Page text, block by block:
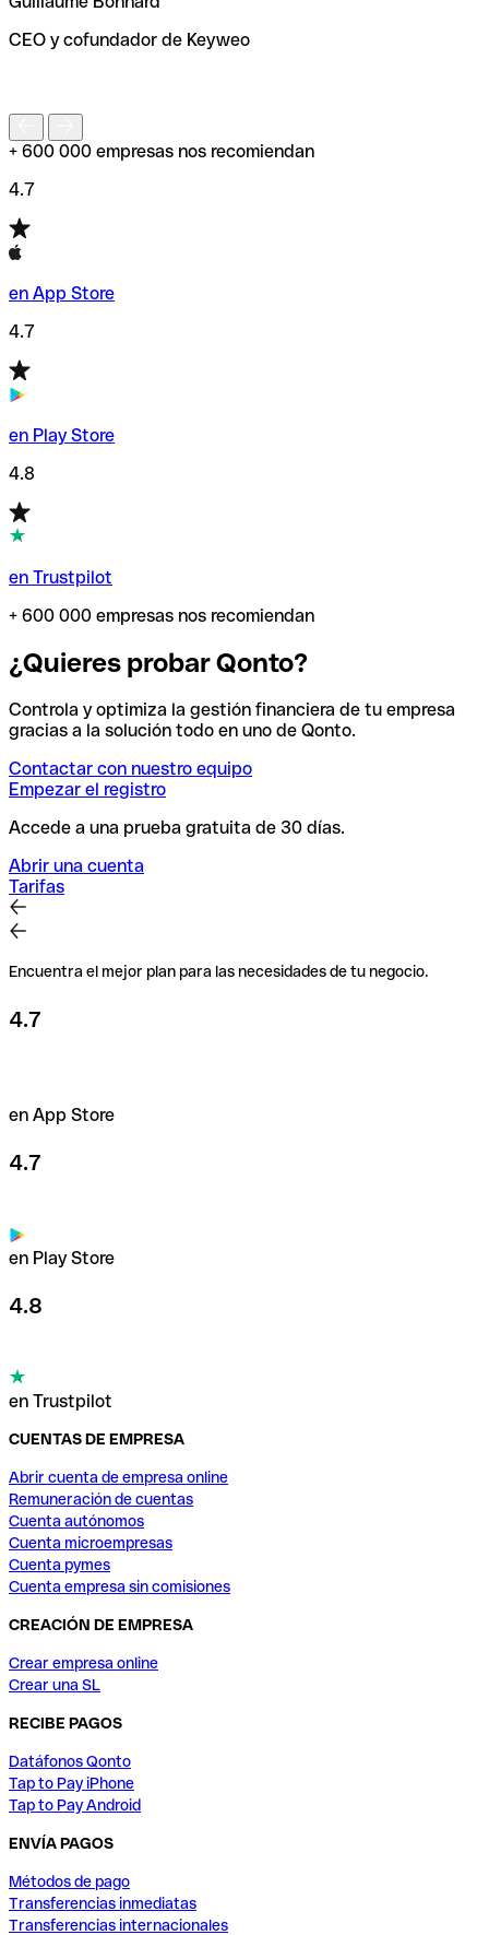
de enviar tu transferencia.
CEO y cofundador de Keyweo
+ 600 000 empresas nos recomiendan
4.7
en App Store
4.7
en Play Store
4.8
en Trustpilot
+ 600 000 empresas nos recomiendan
¿Quieres probar Qonto?
Controla y optimiza la gestión financiera de tu empresa
gracias a la solución todo en uno de Qonto.
Contactar con nuestro equipo
Empezar el registro
Accede a una prueba gratuita de 30 días.
Abrir una cuenta
Tarifas
Encuentra el mejor plan para las necesidades de tu negocio.
4.7
en App Store
4.7
en Play Store
4.8
en Trustpilot
CUENTAS DE EMPRESA
Abrir cuenta de empresa online
Remuneración de cuentas
Cuenta autónomos
Cuenta microempresas
Cuenta pymes
Cuenta empresa sin comisiones
CREACIÓN DE EMPRESA
Crear empresa online
Crear una SL
RECIBE PAGOS
Datáfonos Qonto
Tap to Pay iPhone
Tap to Pay Android
ENVÍA PAGOS
Métodos de pago
Transferencias inmediatas
Transferencias internacionales